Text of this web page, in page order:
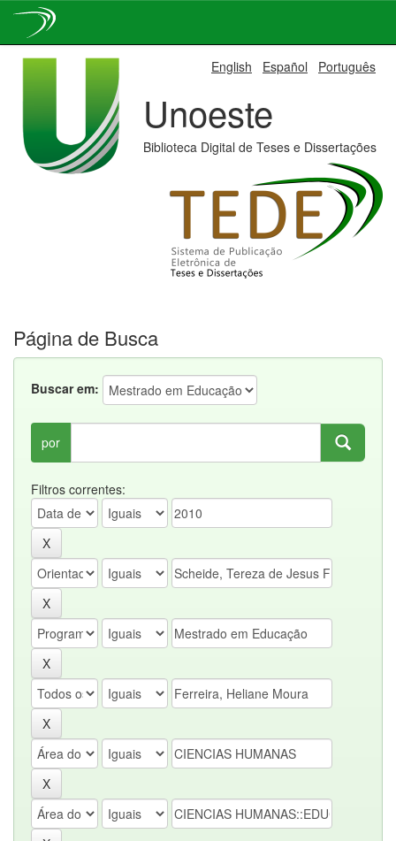
English Español Português
Unoeste
Biblioteca Digital de Teses e Dissertações
Página de Busca
Buscar em:
por
Filtros correntes: